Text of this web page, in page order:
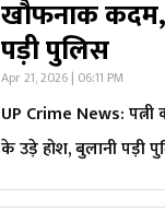
खौफनाक कदम,
पड़ी पुलिस
Apr 21, 2026 | 06:11 PM
UP Crime News:
के उड़े होश, बुलानी पड़ी